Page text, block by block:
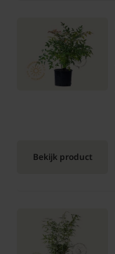
Bekijk product